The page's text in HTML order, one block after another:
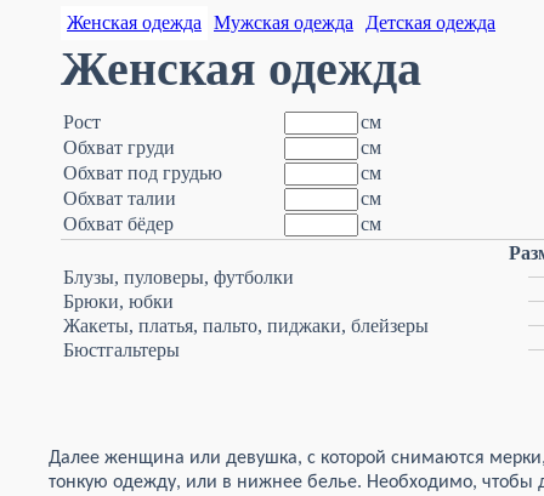
Женская одежда Мужская одежда Детская одежда
Женская одежда
Рост
см
Обхват груди
см
Обхват под грудью
см
Обхват талии
см
Обхват бёдер
см
Блузы, пуловеры, футболки
Брюки, юбки
Жакеты, платья, пальто, пиджаки, блейзеры
Бюстгальтеры
Далее женщина или девушка, с которой снимаются
тонкую одежду, или в нижнее белье. Необходимо, чтобы